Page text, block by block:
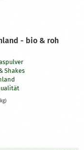
- bio & roh
Shakes